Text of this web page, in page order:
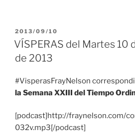
PUBLICADO
EL
2013/09/10
VÍSPERAS del Martes 10
de 2013
#VisperasFrayNelson
la Semana XXIII del Tiempo
[podcast]http://fraynelson.com/
032v.mp3[/podcast]